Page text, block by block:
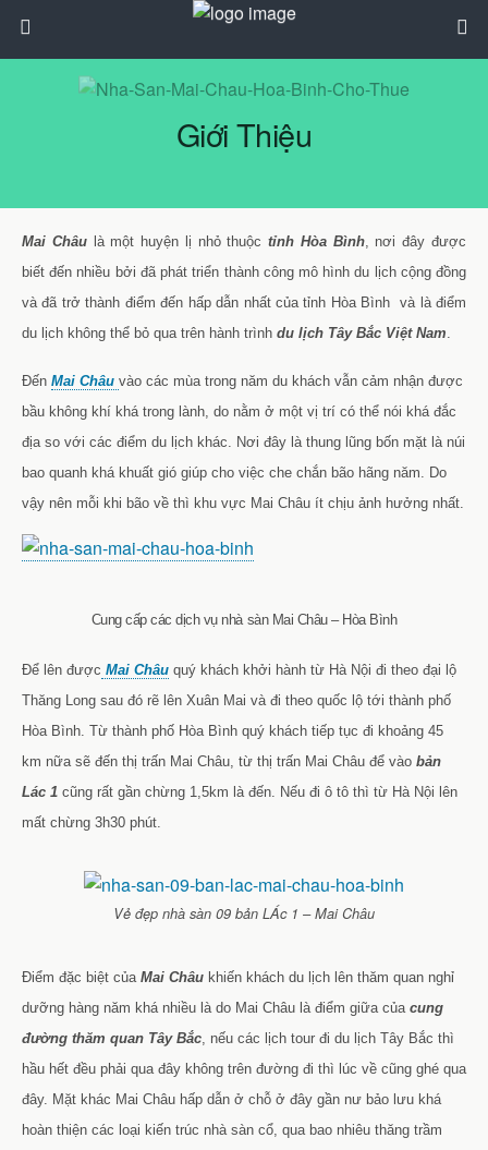
Giới Thiệu
Mai Châulà một huyện lị nhỏ thuộctỉnh Hòa Bình, nơi đây được
biết đến nhiều bởi đã phát triển thành công mô hình du lịch cộng đồng
và đã trở thành điểm đến hấp dẫn nhất của tỉnh Hòa Bình và là điểm
du lịch không thể bỏ qua trên hành trình du lịch Tây Bắc Việt Nam.
Đến Mai Châu vào các mùa trong năm du khách vẫn cảm nhận được
bầu không khí khá trong lành, do nằm ở một vị trí có thể nói khá đắc
địa so với các điểm du lịch khác. Nơi đây là thung lũng bốn mặt là núi
bao quanh khá khuất gió giúp cho việc che chắn bão hãng năm. Do
vậy nên mỗi khi bão về thì khu vực Mai Châu ít chịu ảnh hưởng nhất.
Cung cấp các dịch vụ nhà sàn Mai Châu – Hòa Bình
Để lên được Mai Châu quý khách khởi hành từ Hà Nội đi theo đại lộ
Thăng Long sau đó rẽ lên Xuân Mai và đi theo quốc lộ tới thành phố
Hòa Bình. Từ thành phố Hòa Bình quý khách tiếp tục đi khoảng 45
km nữa sẽ đến thị trấn Mai Châu, từ thị trấn Mai Châu để vào bản
Lác 1 cũng rất gần chừng 1,5km là đến. Nếu đi ô tô thì từ Hà Nội lên
mất chừng 3h30 phút.
Vẻ đẹp nhà sàn 09 bản LÁc 1 – Mai Châu
Điểm đặc biệt của Mai Châu khiến khách du lịch lên thăm quan nghỉ
dưỡng hàng năm khá nhiều là do Mai Châu là điểm giữa của cung
đường thăm quan Tây Bắc, nếu các lịch tour đi du lịch Tây Bắc thì
hầu hết đều phải qua đây không trên đường đi thì lúc về cũng ghé qua
đây. Mặt khác Mai Châu hấp dẫn ở chỗ ở đây gần nư bảo lưu khá
hoàn thiện các loại kiến trúc nhà sàn cổ, qua bao nhiêu thăng trầm